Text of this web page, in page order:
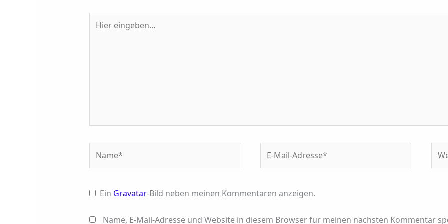
eingeben…
Mail-
Ein Gravatar-Bild neben meinen Kommentaren anzeigen.
Name, E-Mail-Adresse und Website in diesem Browser für meinen nächsten Kommentar